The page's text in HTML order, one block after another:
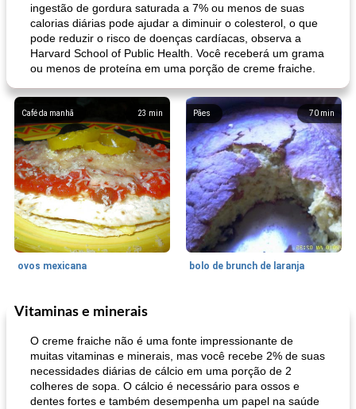
ingestão de gordura saturada a 7% ou menos de suas
calorias diárias pode ajudar a diminuir o colesterol, o que
pode reduzir o risco de doenças cardíacas, observa a
Harvard School of Public Health. Você receberá um grama
ou menos de proteína em uma porção de creme fraiche.
23 min
Café da manhã
ovos mexicana
70 min
Pães
bolo de brunch de laranja
130
Pães De Fermento
Vitaminas e minerais
O creme fraiche não é uma fonte impressionante de
muitas vitaminas e minerais, mas você recebe 2% de suas
necessidades diárias de cálcio em uma porção de 2
colheres de sopa. O cálcio é necessário para ossos e
dentes fortes e também desempenha um papel na saúde